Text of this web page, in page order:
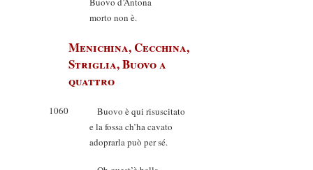
morto non è.
Menichina, Cecchina,
Striglia, Buovo a
quattro
1060
Buovo è qui risuscitato
e la fossa ch’ha cavato
adoprarla può per sé.